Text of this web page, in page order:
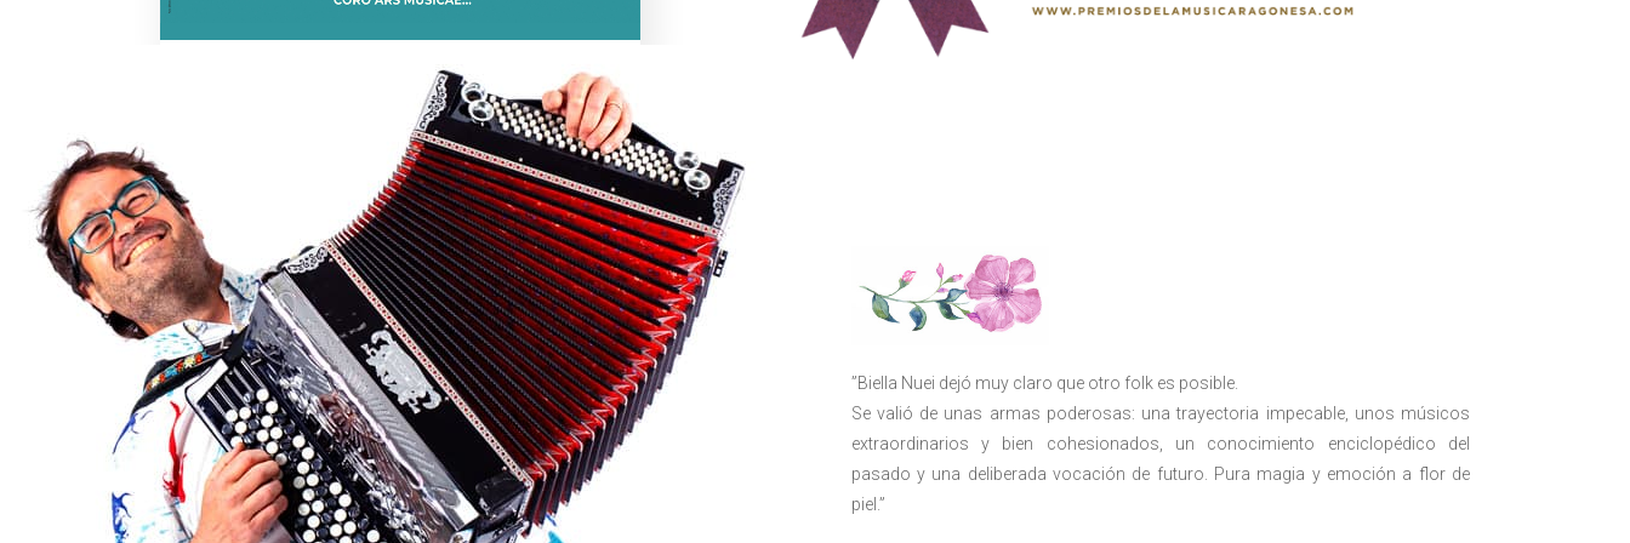
”Biella Nuei dejó muy claro que otro folk es posible.
Se valió de unas armas poderosas: una trayectoria impecable, unos músicos
extraordinarios y bien cohesionados, un conocimiento enciclopédico del
pasado y una deliberada vocación de futuro. Pura magia y emoción a flor de
piel.”